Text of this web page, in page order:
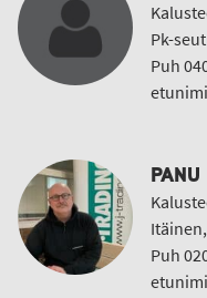
Pk-
Puh
Puh